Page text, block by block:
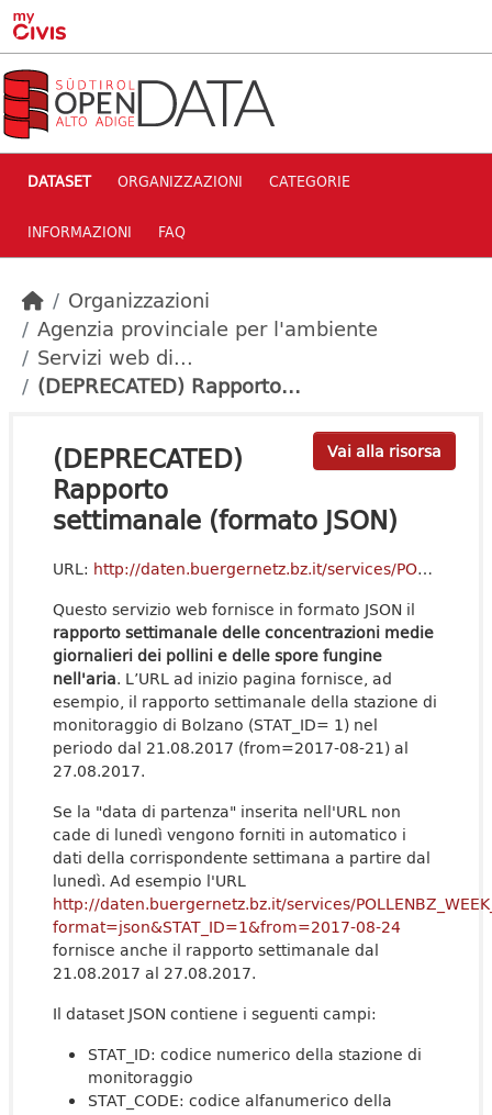
Skip to main content
DATASET ORGANIZZAZIONI CATEGORIE
INFORMAZIONI FAQ
Organizzazioni
Agenzia provinciale per l'ambiente
Servizi web di...
(DEPRECATED) Rapporto...
Vai alla risorsa
(DEPRECATED)
Rapporto
settimanale (formato JSON)
URL: http://daten.buergernetz.bz.it/services/POLLENBZ_WEEK_REP?format=json&STAT_ID=1&from=2017-08-21
Questo servizio web fornisce in formato JSON il
rapporto settimanale delle concentrazioni medie
giornalieri dei pollini e delle spore fungine
nell'aria. L’URL ad inizio pagina fornisce, ad
esempio, il rapporto settimanale della stazione di
monitoraggio di Bolzano (STAT_ID= 1) nel
periodo dal 21.08.2017 (from=2017-08-21) al
27.08.2017.
Se la "data di partenza" inserita nell'URL non
cade di lunedì vengono forniti in automatico i
dati della corrispondente settimana a partire dal
lunedì. Ad esempio l'URL
http://daten.buergernetz.bz.it/services/
format=json&STAT_ID=1&from=2017-08-24
fornisce anche il rapporto settimanale dal
21.08.2017 al 27.08.2017.
Il dataset JSON contiene i seguenti campi:
STAT_ID: codice numerico della stazione di
monitoraggio
STAT_CODE: codice alfanumerico della